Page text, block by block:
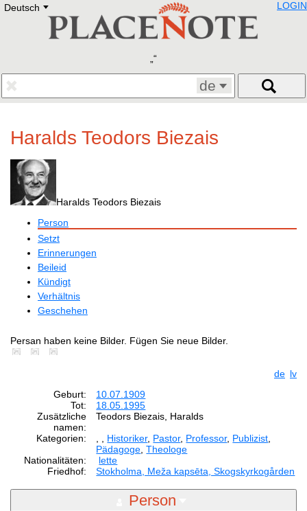
Deutsch E
Deutsch
Francais
Polski
Eestikeelne
LOGIN
de
Haralds Teodors Biezais
Haralds Teodors Biezais
Person
Setzt
Erinnerungen
Beileid
Kündigt
Verhältnis
Geschehen
Persan haben keine Bilder. Fügen Sie neue Bilder.
de lv
Geburt:
10.07.1909
Tot:
18.05.1995
Zusätzliche
namen:
Teodors Biezais, Haralds
Kategorien:
Historiker, Pastor, Professor, Publizist
Pädagoge ,Theologe
Nationalitäten:
lette
Friedhof:
Stokholma, Meža kapsēta, Skogskyrkogården
Person